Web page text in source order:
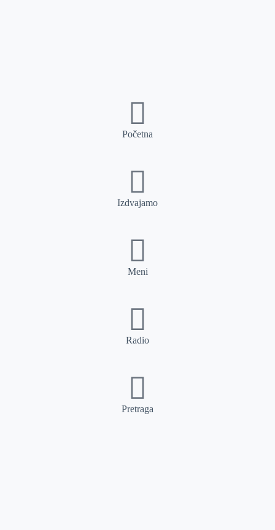
Početna
Izdvajamo
Meni
Radio
Pretraga